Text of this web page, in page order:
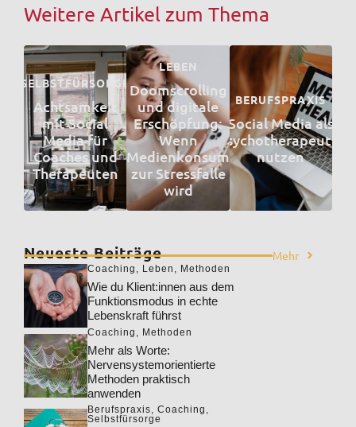
Weitere Artikel zum Thema
SELBSTFÜRSORGE
Achtsamkeit
mit Social
Media für
Coaches und
Therapeuten
LEBEN
Doomscrolling
und digitale
Erschöpfung:
Wenn
Medienkonsum
zur Stressfalle
wird
BERUFSPRAXIS
Social Media als
PsychotherapeutIn
nutzen
Neueste Beiträge Mehr
Coaching , Leben , Methoden
Wie du Klient:innen aus dem
Funktionsmodus in echte
Lebenskraft führst
Coaching , Methoden
Mehr als Worte:
Nervensystemorientierte
Methoden praktisch
anwenden
Berufspraxis, Coaching ,
Selbstfürsorge